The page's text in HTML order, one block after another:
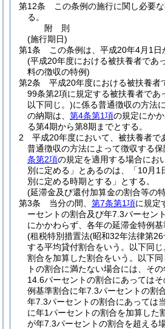
第12条
この条例の施行に関し必要
る。
附 則
(施行期日)
第1条
この条例は、平成20年4月1日
(平成20年度における被扶養者であ
料の徴収の特例)
第2条
平成20年度における被扶養者
99条第2項に規定する被扶養者であ
以下同じ。)に係る普通徴収の方法
の納期は、 第4条第1項の規定にかか
る第4期から第8期までとする。
2
平成20年度において、被扶養者で
普通徴収の方法によって徴収する
条第2項の規定を適用する場合にお
別に定める」とあるのは、「10月1
別に定める時期とする」とする。
(延滞金及び還付加算金の割合等の
第3条
当分の間、 第7条第1項に規定
ーセントの割合及び年7.3パーセン
にかかわらず、各年の延滞金特例基
(租税特別措置法(昭和32年法律第26
する平均貸付割合をいう。以下同じ
割合を加算した割合をいう。以下同
トの割合に満たない場合には、そ
14.6パーセントの割合にあっては
例基準割合に年7.3パーセントの割
年7.3パーセントの割合にあっては
に年1パーセントの割合を加算した
が年7.3パーセントの割合を超える